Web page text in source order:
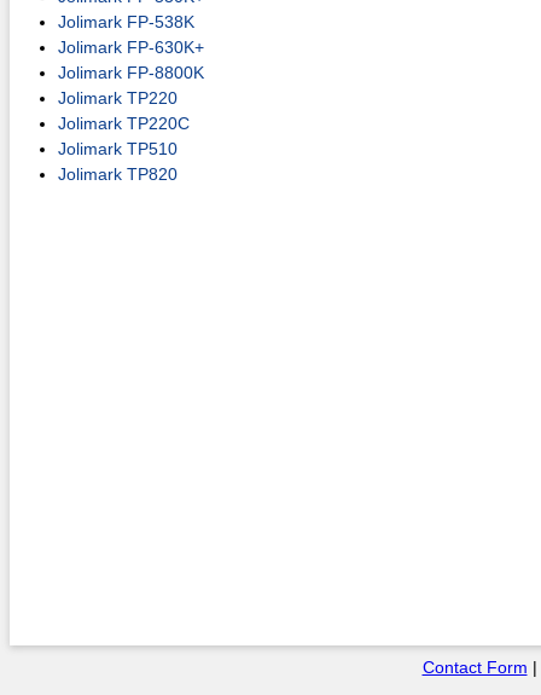
Jolimark FP-538K
Jolimark FP-630K+
Jolimark FP-8800K
Jolimark TP220
Jolimark TP220C
Jolimark TP510
Jolimark TP820
Contact Form |